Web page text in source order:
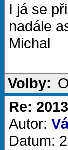
I já se
nadále
Michal
Volby:
Re: 2013
Autor:
Datum: